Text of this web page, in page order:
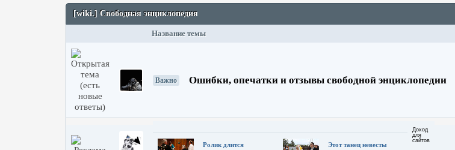
[wiki.] Свободная энциклопедия
Название темы
Важно Ошибки, опечатки и отзывы свободной энциклопедии
Доход
для
сайтов
Ролик длится
Этот танец невесты